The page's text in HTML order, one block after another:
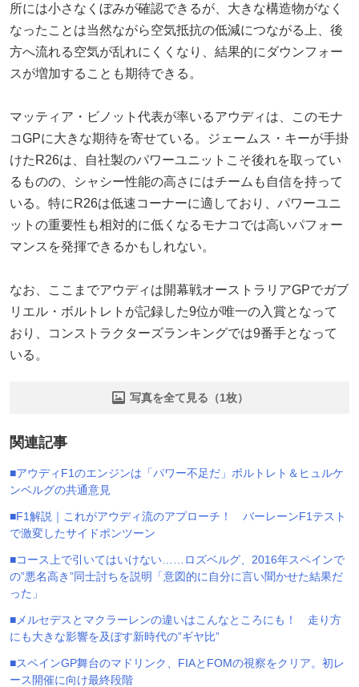
所には小さなくぼみが確認できるが、大きな構造物がなく
なったことは当然ながら空気抵抗の低減につながる上、後
方へ流れる空気が乱れにくくなり、結果的にダウンフォー
スが増加することも期待できる。
マッティア・ビノット代表が率いるアウディは、このモナ
コGPに大きな期待を寄せている。ジェームス・キーが手掛
けたR26は、自社製のパワーユニットこそ後れを取ってい
るものの、シャシー性能の高さにはチームも自信を持って
いる。特にR26は低速コーナーに適しており、パワーユニ
ットの重要性も相対的に低くなるモナコでは高いパフォー
マンスを発揮できるかもしれない。
なお、ここまでアウディは開幕戦オーストラリアGPでガブ
リエル・ボルトレトが記録した9位が唯一の入賞となって
おり、コンストラクターズランキングでは9番手となって
いる。
写真を全て見る（1枚）
関連記事
■アウディF1のエンジンは「パワー不足だ」ボルトレト＆ヒュルケ
ンベルグの共通意見
■F1解説｜これがアウディ流のアプローチ！ バーレーンF1テスト
で激変したサイドポンツーン
■コース上で引いてはいけない……ロズベルグ、2016年スペインで
の”悪名高き”同士討ちを説明「意図的に自分に言い聞かせた結果だ
った」
■メルセデスとマクラーレンの違いはこんなところにも！ 走り方
にも大きな影響を及ぼす新時代の”ギヤ比”
■スペインGP舞台のマドリンク、FIAとFOMの視察をクリア。初レ
ース開催に向け最終段階